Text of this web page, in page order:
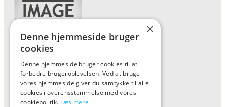
Forside
Vis alle produkter
Kontakt
×
Denne hjemmeside bruger
cookies
Denne hjemmeside bruger cookies til at
forbedre brugeroplevelsen. Ved at bruge
vores hjemmeside giver du samtykke til alle
cookies i overensstemmelse med vores
cookiepolitik. Læs mere